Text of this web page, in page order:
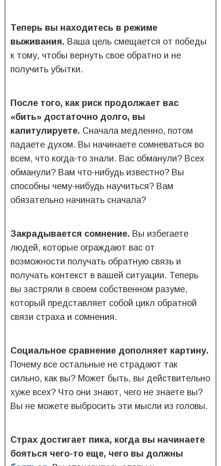
Теперь вы находитесь в режиме
выживания. Ваша цель смещается от победы
к тому, чтобы вернуть свое обратно и не
получить убытки.
После того, как риск продолжает вас
«бить» достаточно долго, вы
капитулируете. Сначала медленно, потом
падаете духом. Вы начинаете сомневаться во
всем, что когда-то знали. Вас обманули? Всех
обманули? Вам что-нибудь известно? Вы
способны чему-нибудь научиться? Вам
обязательно начинать сначала?
Закрадывается сомнение. Вы избегаете
людей, которые ограждают вас от
возможности получать обратную связь и
получать контекст в вашей ситуации. Теперь
вы застряли в своем собственном разуме,
который представляет собой цикл обратной
связи страха и сомнения.
Социальное сравнение дополняет картину.
Почему все остальные не страдают так
сильно, как вы? Может быть, вы действительно
хуже всех? Что они знают, чего не знаете вы?
Вы не можете выбросить эти мысли из головы.
Страх достигает пика, когда вы начинаете
бояться чего-то еще, чего вы должны